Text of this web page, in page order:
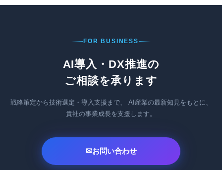
FOR BUSINESS
AI導入・DX推進の
ご相談を承ります
戦略策定から技術選定・導入支援まで、
AI産業の最新知見をもとに、
貴社の事業成長を支援します。
✉お問い合わせ